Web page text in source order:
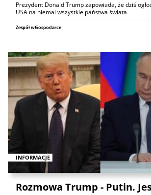
Prezydent Donald Trump zapowiada, że dziś
USA na niemal wszystkie państwa świata
Zespół wGospodarce
INFORMACJE
Rozmowa Trump - Putin.